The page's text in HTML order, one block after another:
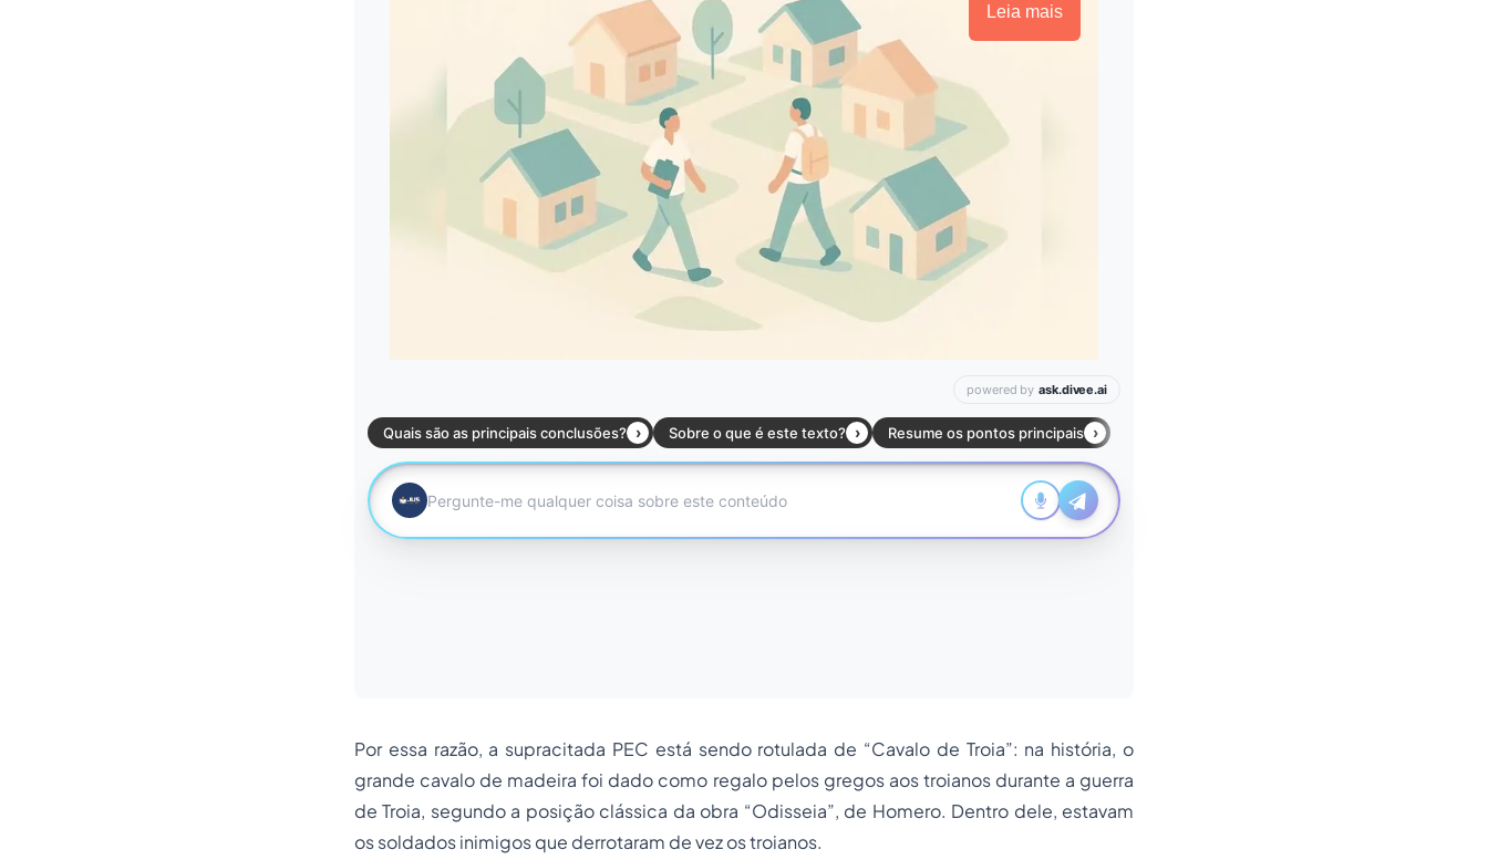
Leia mais
Por essa razão, a supracitada PEC está sendo rotulada de “Cavalo de Troia”: na história, o
grande cavalo de madeira foi dado como regalo pelos gregos aos troianos durante a guerra
de Troia, segundo a posição clássica da obra “Odisseia”, de Homero. Dentro dele, estavam
os soldados inimigos que derrotaram de vez os troianos.